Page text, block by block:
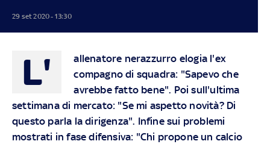
29 set 2020 - 13:30
L'
allenatore nerazzurro elogia l'ex
compagno di squadra: "Sapevo che
avrebbe fatto bene". Poi sull'ultima
settimana di mercato: "Se mi aspetto novità? Di
questo parla la dirigenza". Infine sui problemi
mostrati in fase difensiva: "Chi propone un calcio